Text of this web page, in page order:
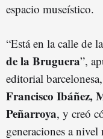
espacio museístico.
“Está en la calle de
de la Bruguera”,
editorial
Francisco Ibáñez,
Peñarroya, y creó
generaciones a nivel